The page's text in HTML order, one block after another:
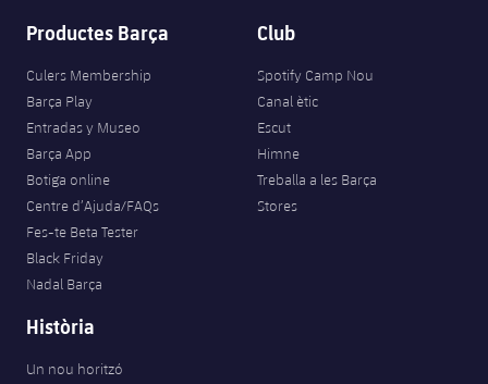
Productes Barça
Culers Membership
Barça Play
Entradas y Museo
Barça App
Botiga online
Centre d’Ajuda/FAQs
Fes-te Beta Tester
Black Friday
Nadal Barça
Club
Spotify Camp Nou
Canal ètic
Escut
Himne
Treballa a les Barça
Stores
Història
Un nou horitzó